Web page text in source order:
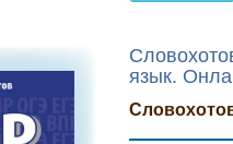
язык.